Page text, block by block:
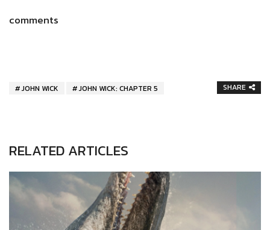
comments
JOHN WICK JOHN WICK: CHAPTER 5 SHARE
RELATED ARTICLES